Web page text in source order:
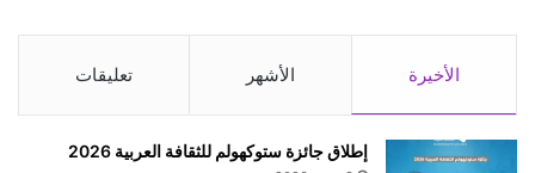
الأخيرة الأشهر تعليقات
إطلاق جائزة ستوكهولم للثقافة العربية 2026